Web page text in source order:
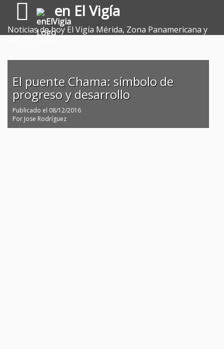
en El Vigía
Noticias de hoy El Vigía Mérida, Zona Panamericana y
Sur del Lago.
El puente Chama: símbolo de
progreso y desarrollo
Publicado el 08/12/2016
Por Jose Rodríguez